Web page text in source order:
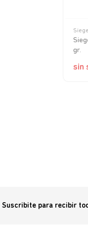
gr.
sin
Suscribite para recibir